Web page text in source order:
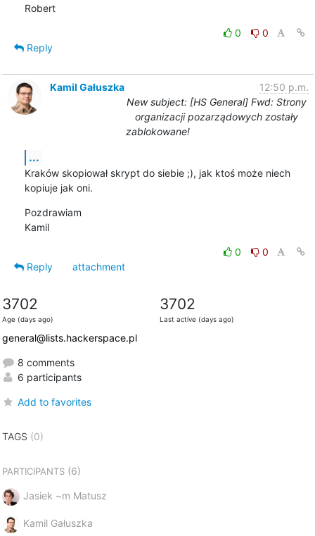
Robert
0
0
Reply
Kamil Gałuszka
12:50 p.m.
New subject: [HS General] Fwd: Strony
organizacji pozarządowych zostały
zablokowane!
...
Kraków skopiował skrypt do siebie ;), jak ktoś może niech
kopiuje jak oni.
Pozdrawiam
Kamil
0
0
Reply
attachment
3702
Age (days ago)
3702
Last active (days ago)
general@lists.hackerspace.pl
8 comments
6 participants
Add to favorites
TAGS (0)
PARTICIPANTS(6)
Jasiek ~m Matusz
Kamil Gałuszka